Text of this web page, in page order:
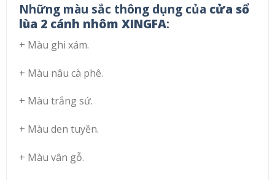
Những màu sắc thông dụng của cửa sổ
lùa 2 cánh nhôm XINGFA:
+ Màu ghi xám.
+ Màu nâu cà phê.
+ Màu trắng sứ.
+ Màu den tuyền.
+ Màu vân gỗ.